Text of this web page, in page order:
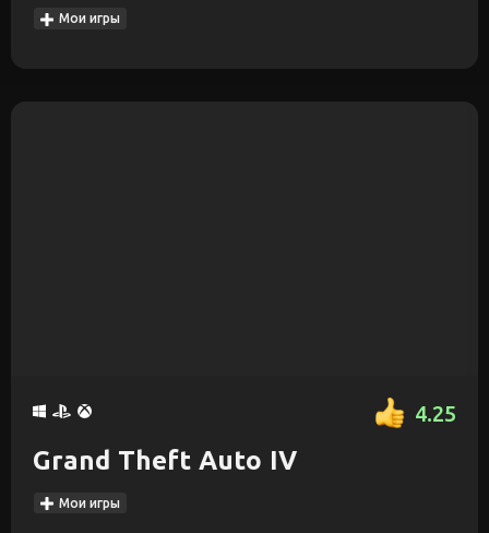
Мои игры
4.25
Grand Theft Auto IV
Мои игры